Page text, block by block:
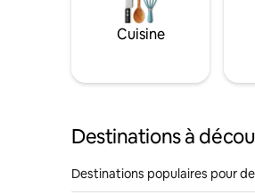
Cuisine
Destinations à
Destinations populaires pour